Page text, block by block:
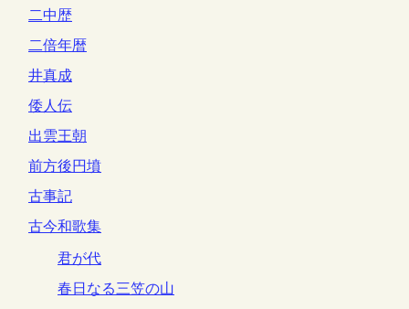
二中歴
二倍年暦
井真成
倭人伝
出雲王朝
前方後円墳
古事記
古今和歌集
君が代
春日なる三笠の山